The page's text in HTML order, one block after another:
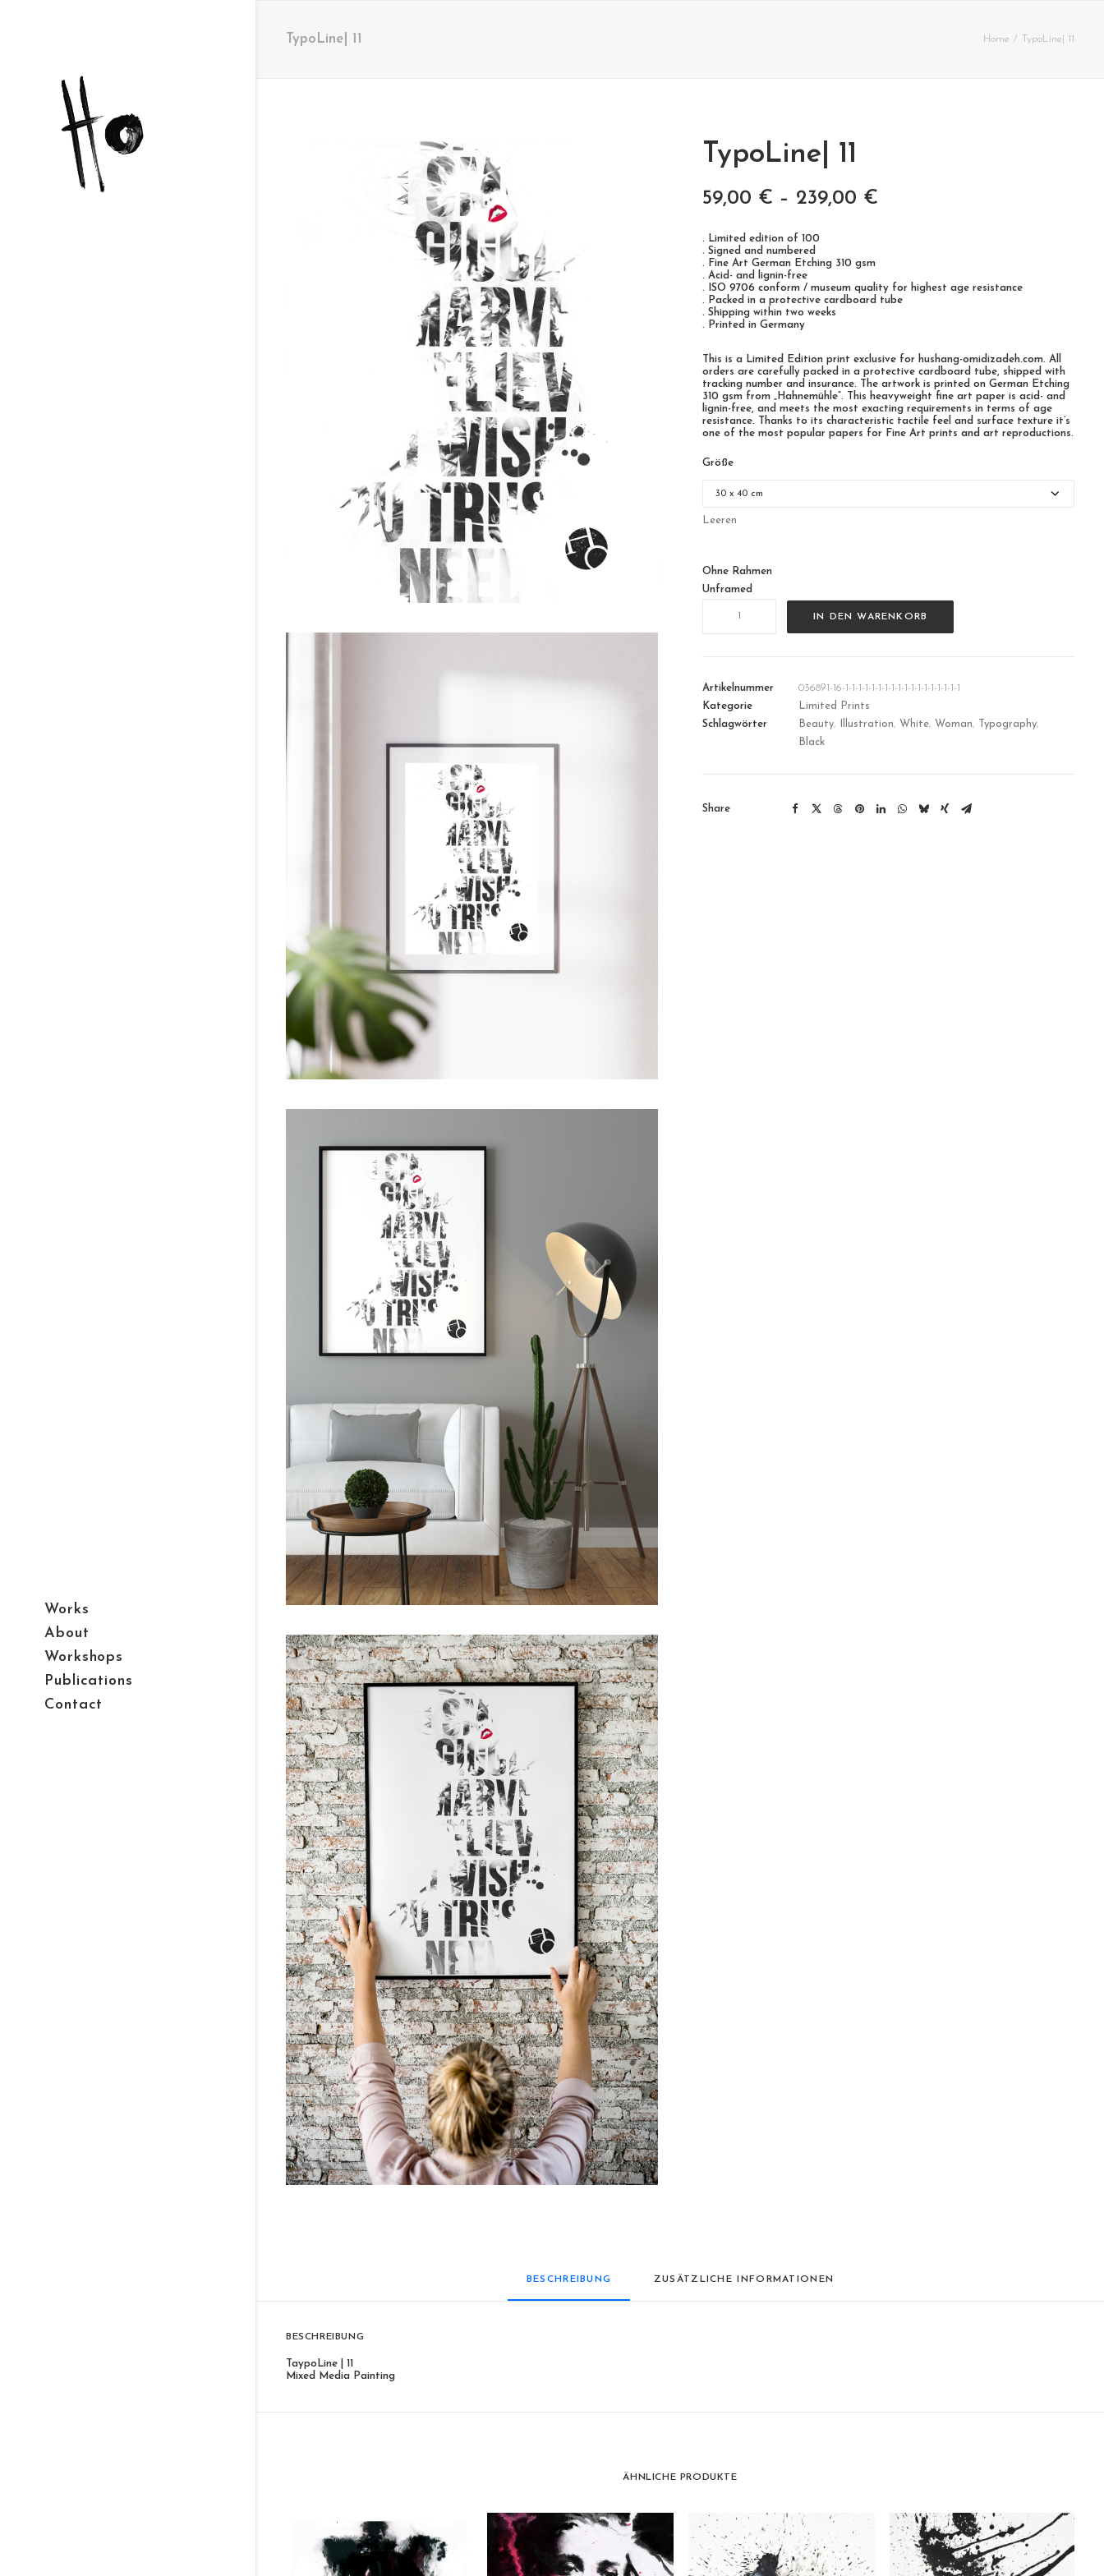
Works
About
Workshops
Publications
Contact
TypoLine| 11 Home TypoLine| 11
TypoLine| 11
59,00 € – 239,00 €
. Limited edition of 100
. Signed and numbered
. Fine Art German Etching 310 gsm
. Acid- and lignin-free
. ISO 9706 conform / museum quality for highest age resistance
. Packed in a protective cardboard tube
. Shipping within two weeks
. Printed in Germany
This is a Limited Edition print exclusive for hushang-omidizadeh.com. All
orders are carefully packed in a protective cardboard tube, shipped with
tracking number and insurance. The artwork is printed on German Etching
310 gsm from „Hahnemühle“. This heavyweight fine art paper is acid- and
lignin-free, and meets the most exacting requirements in terms of age
resistance. Thanks to its characteristic tactile feel and surface texture it’s
one of the most popular papers for Fine Art prints and art reproductions.
Größe
Leeren
Ohne Rahmen
Unframed
IN DEN WARENKORB
Artikelnummer
036891-16-1-1-1-1-1-1-1-1-1-1-1-1-1-1-1-1-1-1
Kategorie
Limited Prints
Schlagwörter
Beauty, Illustration, White, Woman, Typography,
Black
Share
BESCHREIBUNG ZUSÄTZLICHE INFORMATIONEN
BESCHREIBUNG
TaypoLine | 11
Mixed Media Painting
ÄHNLICHE PRODUKTE